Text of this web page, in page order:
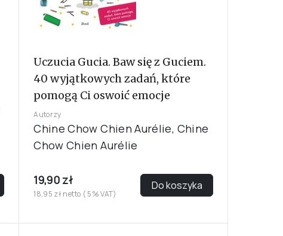
Uczucia Gucia. Baw się z Guciem.
40 wyjątkowych zadań, które
pomogą Ci oswoić emocje
Autorzy
Chine Chow Chien Aurélie, Chine
Chow Chien Aurélie
19,90 zł
18,95 zł netto ( 5% VAT)
Do koszyka